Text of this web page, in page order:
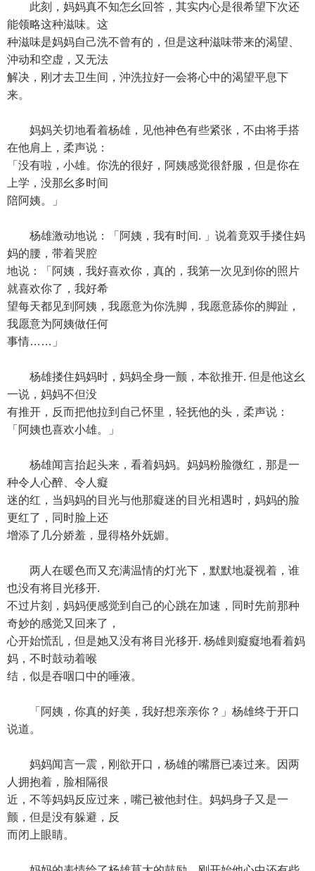
此刻，妈妈真不知怎幺回答，其实内心是很希望下次还
能领略这种滋味。这
种滋味是妈妈自己洗不曾有的，但是这种滋味带来的渴望、
沖动和空虚，又无法
解决，刚才去卫生间，沖洗拉好一会将心中的渴望平息下
来。
妈妈关切地看着杨雄，见他神色有些紧张，不由将手搭
在他肩上，柔声说：
「没有啦，小雄。你洗的很好，阿姨感觉很舒服，但是你在
上学，没那幺多时间
陪阿姨。」
杨雄激动地说：「阿姨，我有时间. 」说着竟双手搂住妈
妈的腰，带着哭腔
地说：「阿姨，我好喜欢你，真的，我第一次见到你的照片
就喜欢你了，我好希
望每天都见到阿姨，我愿意为你洗脚，我愿意舔你的脚趾，
我愿意为阿姨做任何
事情……」
杨雄搂住妈妈时，妈妈全身一颤，本欲推开. 但是他这幺
一说，妈妈不但没
有推开，反而把他拉到自己怀里，轻抚他的头，柔声说：
「阿姨也喜欢小雄。」
杨雄闻言抬起头来，看着妈妈。妈妈粉脸微红，那是一
种令人心醉、令人癡
迷的红，当妈妈的目光与他那癡迷的目光相遇时，妈妈的脸
更红了，同时脸上还
增添了几分娇羞，显得格外妩媚。
两人在暖色而又充满温情的灯光下，默默地凝视着，谁
也没有将目光移开.
不过片刻，妈妈便感觉到自己的心跳在加速，同时先前那种
奇妙的感觉又回来了，
心开始慌乱，但是她又没有将目光移开. 杨雄则癡癡地看着妈
妈，不时鼓动着喉
结，似是吞咽口中的唾液。
「阿姨，你真的好美，我好想亲亲你？」杨雄终于开口
说道。
妈妈闻言一震，刚欲开口，杨雄的嘴唇已凑过来。因两
人拥抱着，脸相隔很
近，不等妈妈反应过来，嘴已被他封住。妈妈身子又是一
颤，但是没有躲避，反
而闭上眼睛。